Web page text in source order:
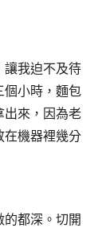
讓我迫不及待
個小時，麵包
出來，因為老
在機器裡幾分
都深。切開